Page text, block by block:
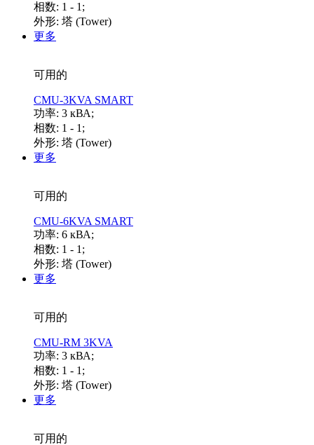
相数: 1 - 1;
外形: 塔 (Tower)
更多
可用的
CMU-3KVA SMART
功率: 3 кВА;
相数: 1 - 1;
外形: 塔 (Tower)
更多
可用的
CMU-6KVA SMART
功率: 6 кВА;
相数: 1 - 1;
外形: 塔 (Tower)
更多
可用的
CMU-RM 3KVA
功率: 3 кВА;
相数: 1 - 1;
外形: 塔 (Tower)
更多
可用的